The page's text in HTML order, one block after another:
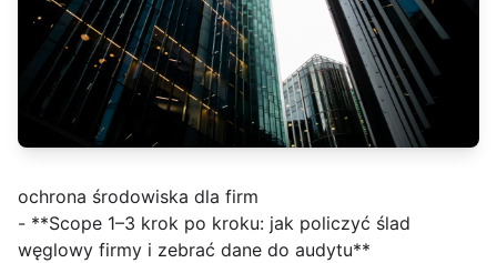
ochrona środowiska dla firm
- **Scope 1–3 krok po kroku: jak policzyć ślad
węglowy firmy i zebrać dane do audytu**